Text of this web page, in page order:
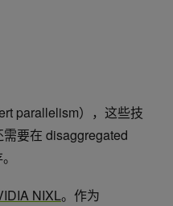
parallelism），这些技
要在 disaggregated
NIXL。作为